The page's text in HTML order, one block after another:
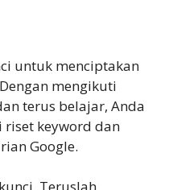
untuk menciptakan
mengikuti
terus belajar, Anda
riset keyword dan
Google.